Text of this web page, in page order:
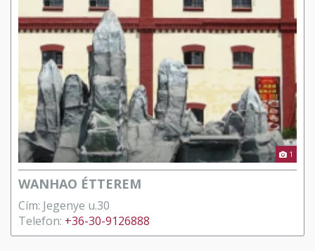
1
WANHAO ÉTTEREM
Cím: Jegenye u.30
Telefon: +36-30-9126888